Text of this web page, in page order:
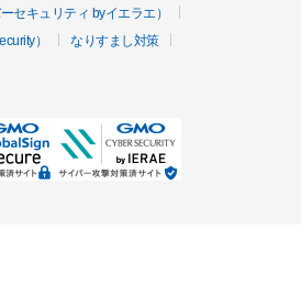
セキュリティ byイエラエ）
）
なりすまし対策